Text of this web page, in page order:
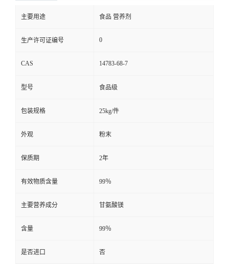
主要用途 食品 营养剂
生产许可证编号 0
CAS 14783-68-7
型号 食品级
包装规格 25kg/件
外观 粉末
保质期 2年
有效物质含量 99％
主要营养成分 甘氨酸镁
含量 99％
是否进口 否